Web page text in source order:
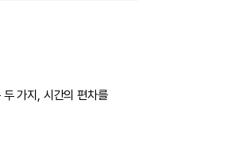
가지, 시간의 편차를